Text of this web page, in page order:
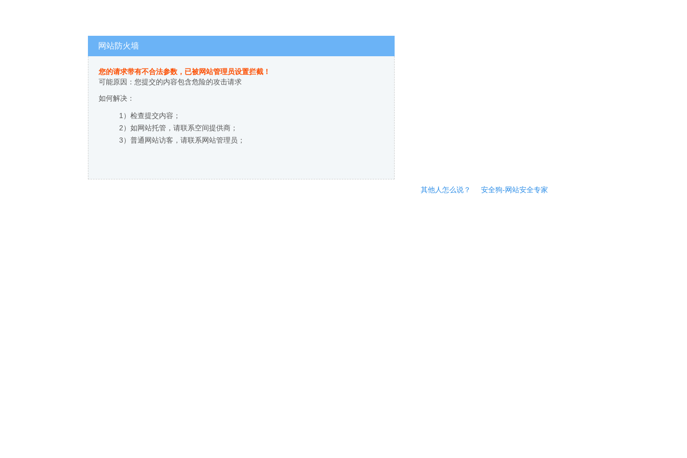
网站防火墙
您的请求带有不合法参数，已被网站管理员设置拦截！
可能原因：您提交的内容包含危险的攻击请求
如何解决：
1）检查提交内容；
2）如网站托管，请联系空间提供商；
3）普通网站访客，请联系网站管理员；
其他人怎么说？ 安全狗-网站安全专家